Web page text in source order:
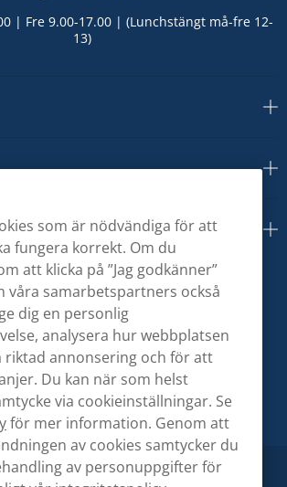
| Fre 9.00-17.00 | (Lunchstängt må-fre 12-
13)
som är nödvändiga för att
fungera korrekt. Om du
att klicka på ”Jag godkänner”
våra samarbetspartners också
dig en personlig
analysera hur webbplatsen
riktad annonsering och för att
Du kan när som helst
via cookieinställningar. Se
för mer information. Genom att
av cookies samtycker du
av personuppgifter för